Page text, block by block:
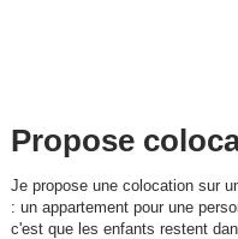
Propose
Je propose une colocation sur
: un appartement pour une
c'est que les enfants restent